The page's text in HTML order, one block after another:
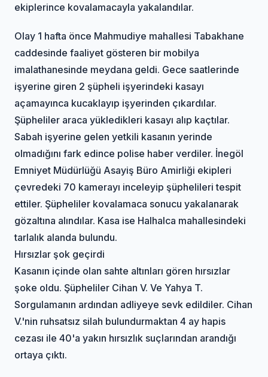
ekiplerince kovalamacayla yakalandılar.
Olay 1 hafta önce Mahmudiye mahallesi Tabakhane
caddesinde faaliyet gösteren bir mobilya
imalathanesinde meydana geldi. Gece saatlerinde
işyerine giren 2 şüpheli işyerindeki kasayı
açamayınca kucaklayıp işyerinden çıkardılar.
Şüpheliler araca yükledikleri kasayı alıp kaçtılar.
Sabah işyerine gelen yetkili kasanın yerinde
olmadığını fark edince polise haber verdiler. İnegöl
Emniyet Müdürlüğü Asayiş Büro Amirliği ekipleri
çevredeki 70 kamerayı inceleyip şüphelileri tespit
ettiler. Şüpheliler kovalamaca sonucu yakalanarak
gözaltına alındılar. Kasa ise Halhalca mahallesindeki
tarlalık alanda bulundu.
Hırsızlar şok geçirdi
Kasanın içinde olan sahte altınları gören hırsızlar
şoke oldu. Şüpheliler Cihan V. Ve Yahya T.
Sorgulamanın ardından adliyeye sevk edildiler. Cihan
V.'nin ruhsatsız silah bulundurmaktan 4 ay hapis
cezası ile 40'a yakın hırsızlık suçlarından arandığı
ortaya çıktı.